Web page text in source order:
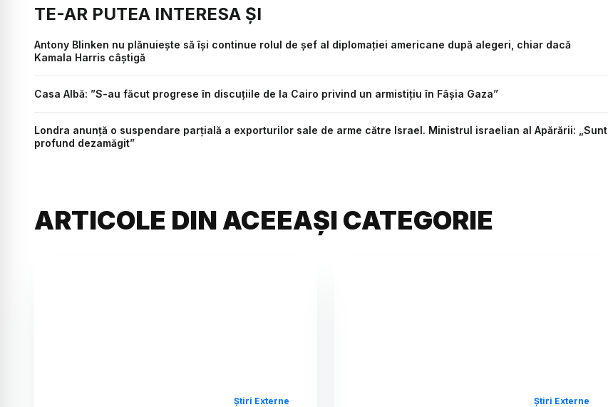
TE-AR PUTEA INTERESA ȘI
Antony Blinken nu plănuieşte să îşi continue rolul de șef al diplomației americane după alegeri, chiar dacă
Kamala Harris câștigă
Casa Albă: ”S-au făcut progrese în discuţiile de la Cairo privind un armistiţiu în Fâşia Gaza”
Londra anunţă o suspendare parţială a exporturilor sale de arme către Israel. Ministrul israelian al Apărării: „Sunt
profund dezamăgit”
ARTICOLE DIN ACEEAȘI CATEGORIE
Știri Externe Știri Externe